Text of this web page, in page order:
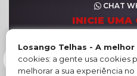
CHAT
INICIE UMA
Losango Telhas - A
cookies: a gente usa cookies
melhorar a sua experiência